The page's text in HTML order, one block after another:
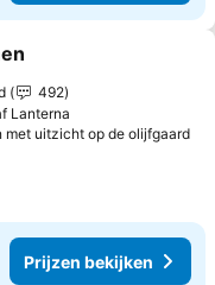
aan favorieten
492
Lanterna
met uitzicht op de olijfgaard
Prijzen bekijken